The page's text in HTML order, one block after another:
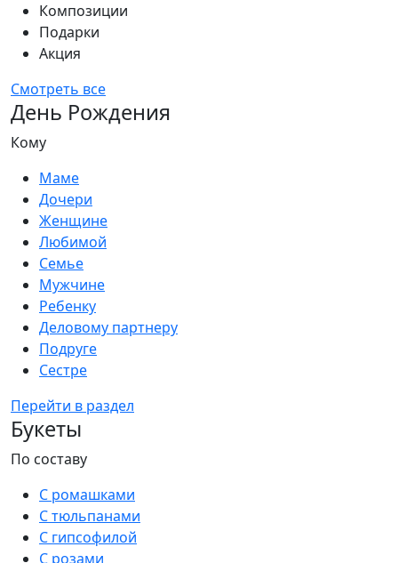
Композиции
Подарки
Акция
Смотреть все
День Рождения
Кому
Маме
Дочери
Женщине
Любимой
Семье
Мужчине
Ребенку
Деловому партнеру
Подруге
Сестре
Перейти в раздел
Букеты
По составу
С ромашками
С тюльпанами
С гипсофилой
С розами